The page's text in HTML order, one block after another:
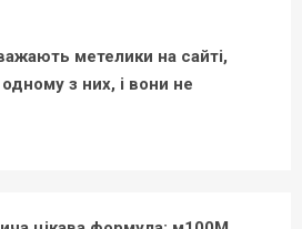
метелики на сайті,
з них, і вони не